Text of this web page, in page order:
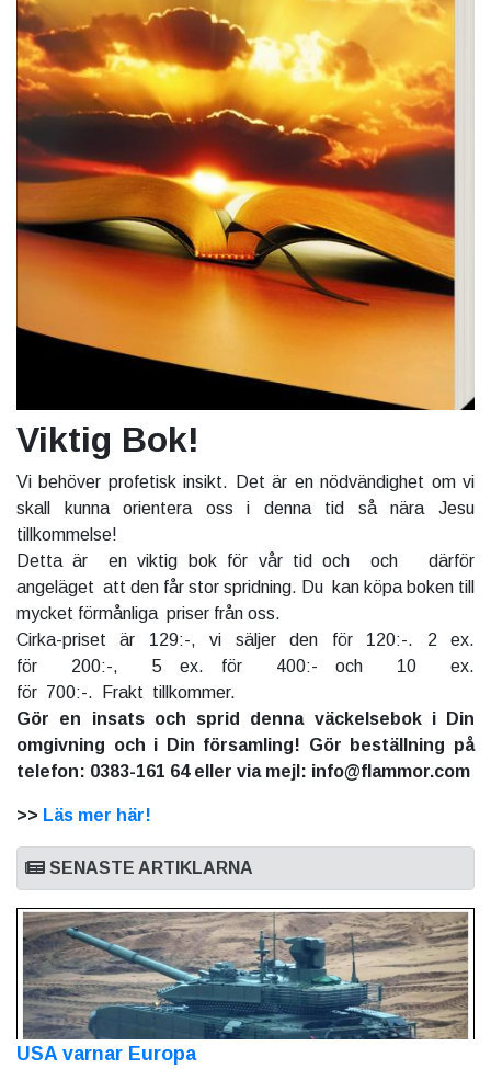
Viktig Bok!
Vi behöver profetisk insikt. Det är en nödvändighet om vi
skall kunna orientera oss i denna tid så nära Jesu
tillkommelse!
Detta är en viktig bok för vår tid och och därför
angeläget att den får stor spridning. Du kan köpa boken till
mycket förmånliga priser från oss.
Cirka-priset är 129:-, vi säljer den för 120:-. 2 ex.
för 200:-, 5 ex. för 400:- och 10 ex.
för 700:-. Frakt tillkommer.
Gör en insats och sprid denna väckelsebok i Din
omgivning och i Din församling! Gör beställning på
telefon: 0383-161 64 eller via mejl: info@flammor.com
>> Läs mer här!
SENASTE ARTIKLARNA
USA varnar Europa